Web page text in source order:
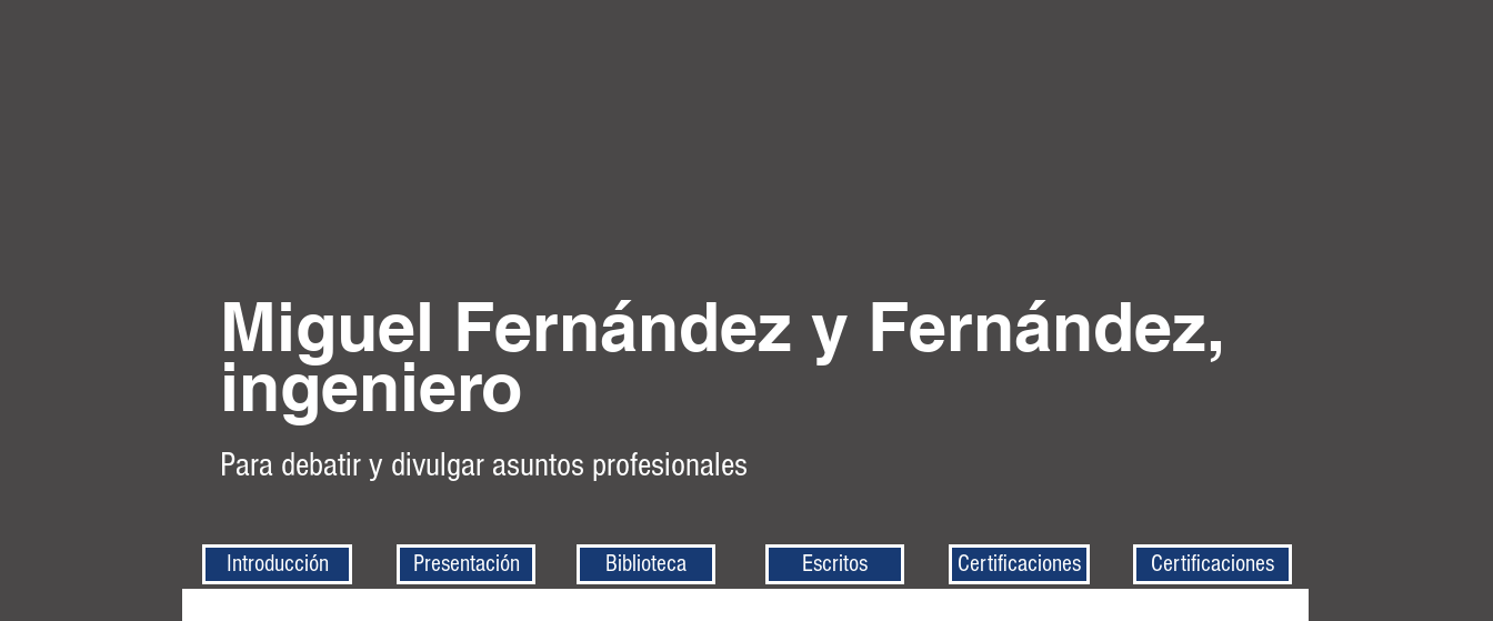
Miguel Fernández y Fernández,
ingeniero
Para debatir y divulgar asuntos profesionales
Introducción Presentación Biblioteca Escritos Certificaciones Certificaciones